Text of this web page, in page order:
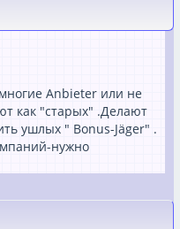
Anbieter или не
как "старых" .Делают
ушлых " Bonus-Jäger" .
нужно